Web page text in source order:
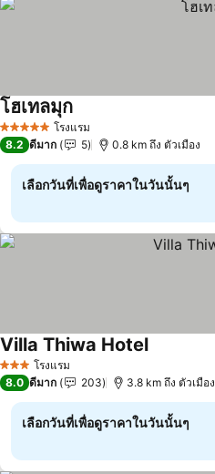
5 ดาว โรงแรม
โฮเทลมุก
8.2 ดีมาก 5 0.8 km ถึง ตัวเมือง
เลือกวันที่เพื่อดูราคาในวันนั้นๆ
3 ดาว โรงแรม
Villa Thiwa Hotel
8.0 ดีมาก 203 3.8 km ถึง ตัวเมือง
เลือกวันที่เพื่อดูราคาในวันนั้นๆ